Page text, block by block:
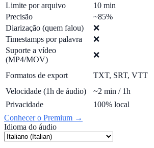
Limite por arquivo
10 min
Precisão
~85%
Diarização (quem falou)
❌
Timestamps por palavra
❌
Suporte a vídeo
(MP4/MOV)
❌
Formatos de export TXT, SRT, VTT
Velocidade (1h de áudio)
~2 min / 1h
Privacidade
100% local
Conhecer o Premium →
Idioma do áudio